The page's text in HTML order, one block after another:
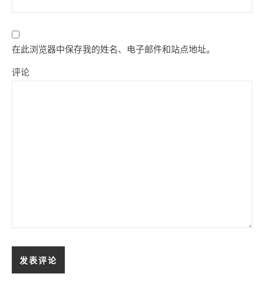
在此浏览器中保存我的姓名、电子邮件和站点地址。
评论